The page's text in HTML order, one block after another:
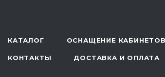
КАТАЛОГ ОСНАЩЕНИЕ КАБИНЕТОВ
КОНТАКТЫ ДОСТАВКА И ОПЛАТА